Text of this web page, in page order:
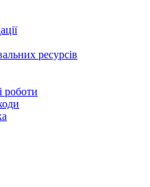
ресурсів
роботи